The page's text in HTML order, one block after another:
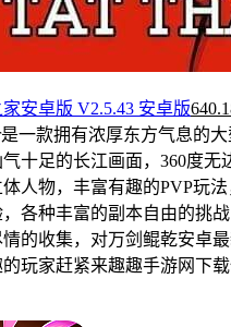
安卓版 V2.5.43 安卓版
是一款拥有浓厚东方气息的
十足的长江画面，360度无
体人物，丰富有趣的PVP玩
各种丰富的副本自由的挑
的收集，对万剑鲲乾安卓
玩家赶紧来趣趣手游网下载